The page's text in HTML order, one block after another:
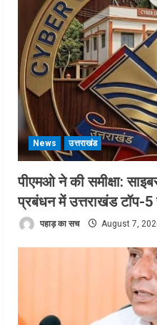
News उत्तराखंड
पीएमओ ने की समीक्षा:
प्रबंधन में उत्तराखंड टॉप-5
पहाड़ का सच August 7,